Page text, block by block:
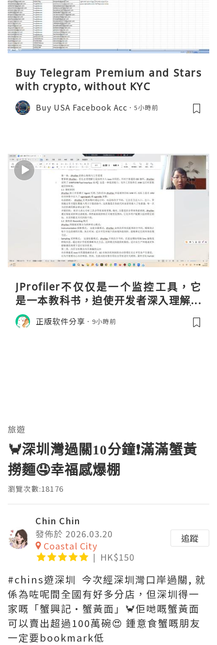
Buy Telegram Premium and Stars
with crypto, without KYC
Buy USA Facebook Acc 5小時前
JProfiler不仅仅是一个监控工具，它
是一本教科书，迫使开发者深入理解JV
M的内存模型、垃圾回收机制和并发原
理。通过直观的可视化数据，它将抽象
正版软件分享 9小時前
旅遊
🦀深圳灣過關10分鐘❗滿滿蟹黃
撈麵🤤幸福感爆棚
瀏覽次數:18176
Chin Chin
發佈於 2026.03.20
Coastal City
HK$150
追蹤
#chins遊深圳 今次經深圳灣口岸過關, 就
係為咗呢間全國有好多分店，但深圳得一
家嘅「蟹興記·蟹黃面」🦀佢哋嘅蟹黃面
可以賣出超過100萬碗😍 鍾意食蟹嘅朋友
一定要bookmark低